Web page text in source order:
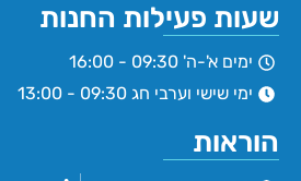
שעות פעילות החנות
ימים א'-ה' 09:30 - 16:00
ימי שישי וערבי חג 09:30 - 13:00
הוראות